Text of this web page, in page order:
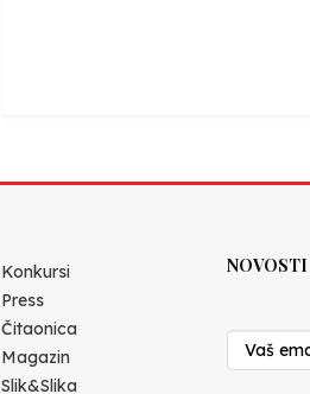
Konkursi
Press
Čitaonica
Magazin
Slik&Slika
NOVOSTI